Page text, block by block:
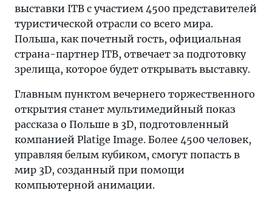
выставки ITB с участием 4500 представителей
туристической отрасли со всего мира.
Польша, как почетный гость, официальная
страна-партнер ITB, отвечает за подготовку
зрелища, которое будет открывать выставку.
Главным пунктом вечернего торжественного
открытия станет мультимедийный показ
рассказа о Польше в 3D, подготовленный
компанией Platige Image. Более 4500 человек,
управляя белым кубиком, смогут попасть в
мир 3D, созданный при помощи
компьютерной анимации.